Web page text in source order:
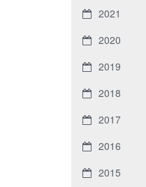
2021
2020
2019
2018
2017
2016
2015